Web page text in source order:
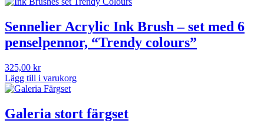
Sennelier Acrylic Ink Brush – set med 6
penselpennor, “Trendy colours”
325,00 kr
Lägg till i varukorg
Galeria stort färgset